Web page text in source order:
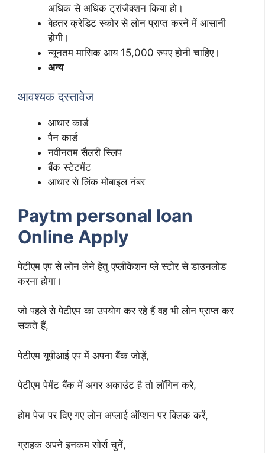
अधिक से अधिक ट्रांजैक्शन किया हो।
बेहतर क्रेडिट स्कोर से लोन प्राप्त करने में आसानी
होगी।
न्यूनतम मासिक आय 15,000 रुपए होनी चाहिए।
अन्य
आवश्यक दस्तावेज
आधार कार्ड
पैन कार्ड
नवीनतम सैलरी स्लिप
बैंक स्टेटमेंट
आधार से लिंक मोबाइल नंबर
Paytm personal loan
Online Apply
पेटीएम एप से लोन लेने हेतु एप्लीकेशन प्ले स्टोर से डाउनलोड
करना होगा।
जो पहले से पेटीएम का उपयोग कर रहे हैं वह भी लोन प्राप्त कर
सकते हैं,
पेटीएम यूपीआई एप में अपना बैंक जोड़ें,
पेटीएम पेमेंट बैंक में अगर अकाउंट है तो लॉगिन करे,
होम पेज पर दिए गए लोन अप्लाई ऑप्शन पर क्लिक करें,
ग्राहक अपने इनकम सोर्स चुनें,